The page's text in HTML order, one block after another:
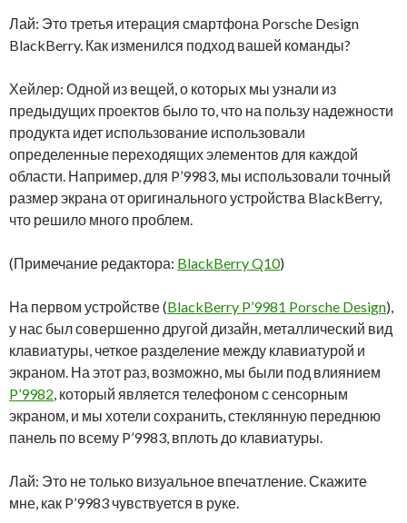
Лай: Это третья итерация смартфона Porsche Design
BlackBerry. Как изменился подход вашей команды?
Хейлер: Одной из вещей, о которых мы узнали из
предыдущих проектов было то, что на пользу надежности
продукта идет использование использовали
определенные переходящих элементов для каждой
области. Например, для P’9983, мы использовали точный
размер экрана от оригинального устройства BlackBerry,
что решило много проблем.
(Примечание редактора: BlackBerry Q10)
На первом устройстве (BlackBerry P’9981 Porsche Design),
у нас был совершенно другой дизайн, металлический вид
клавиатуры, четкое разделение между клавиатурой и
экраном. На этот раз, возможно, мы были под влиянием
P’9982, который является телефоном с сенсорным
экраном, и мы хотели сохранить, стеклянную переднюю
панель по всему P’9983, вплоть до клавиатуры.
Лай: Это не только визуальное впечатление. Скажите
мне, как P’9983 чувствуется в руке.